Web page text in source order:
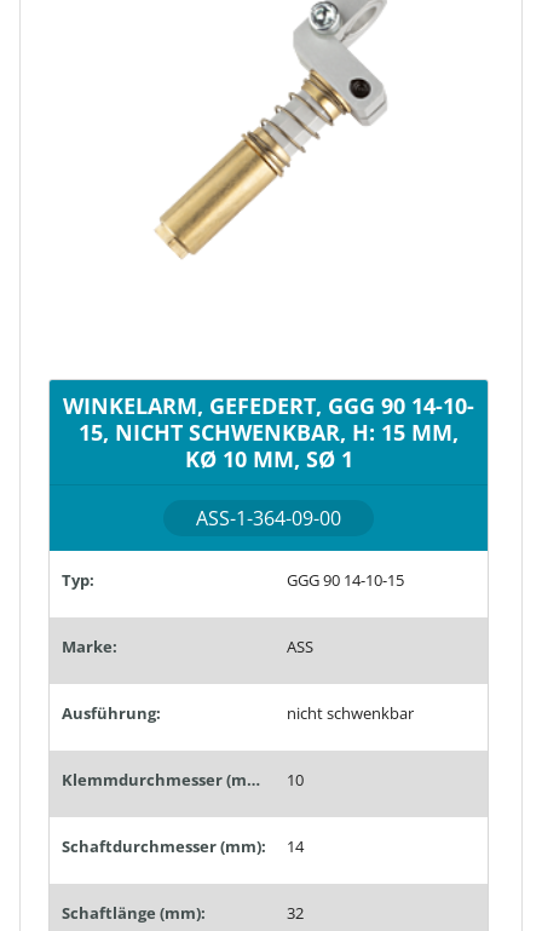
WINKELARM, GEFEDERT, GGG 90 14-10-
15, NICHT SCHWENKBAR, H: 15 MM,
KØ 10 MM, SØ 1
ASS-1-364-09-00
Typ: GGG 90 14-10-15
Marke: ASS
Ausführung: nicht schwenkbar
Klemmdurchmesser (mm): 10
Schaftdurchmesser (mm): 14
Schaftlänge (mm): 32